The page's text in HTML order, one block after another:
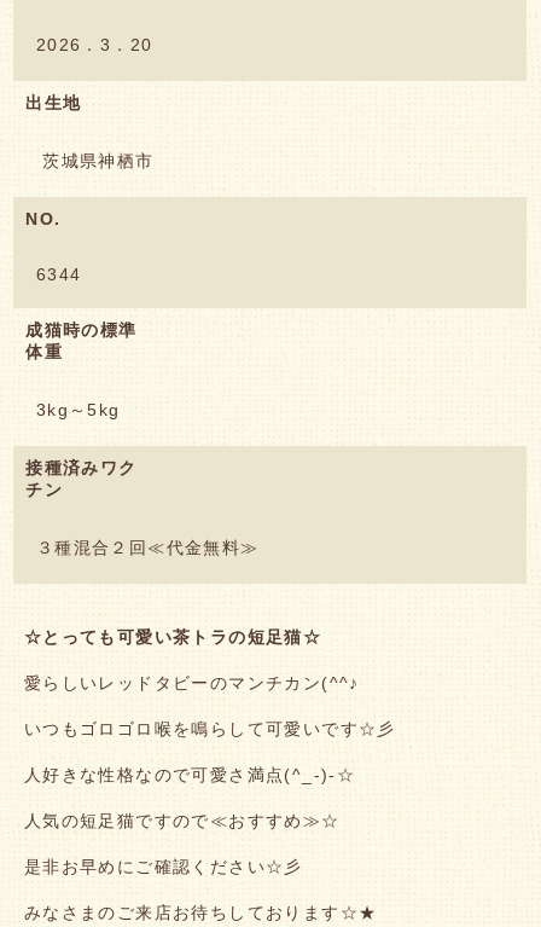
2026．3．20
出生地
茨城県神栖市
NO.
6344
成猫時の標準
体重
3kg～5kg
接種済みワク
チン
３種混合２回≪代金無料≫
☆とっても可愛い茶トラの短足猫☆
愛らしいレッドタビーのマンチカン(^^♪
いつもゴロゴロ喉を鳴らして可愛いです☆彡
人好きな性格なので可愛さ満点(^_-)-☆
人気の短足猫ですので≪おすすめ≫☆
是非お早めにご確認ください☆彡
みなさまのご来店お待ちしております☆★